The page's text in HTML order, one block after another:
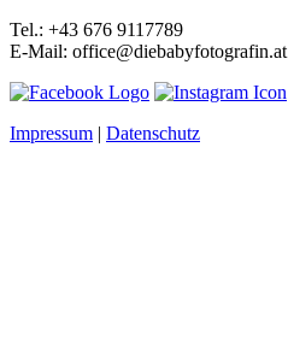
Tel.: +43 676 9117789
E-Mail: office@diebabyfotografin.at
Impressum | Datenschutz